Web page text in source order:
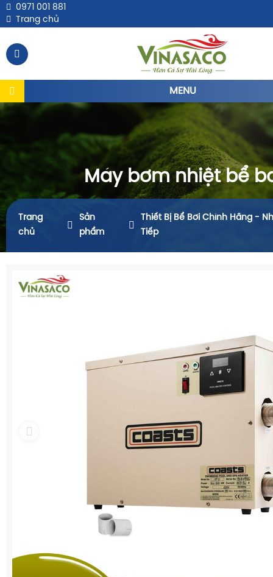
0971 001 881
Trang chủ
MENU
Máy bơm nhiệt bể
Trang
chủ
Sản
phẩm
Thiết Bị Bể Bơi Chính Hãng -
Tiếp